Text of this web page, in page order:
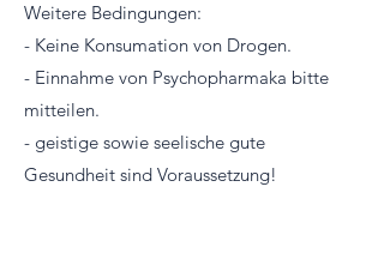
Weitere Bedingungen:
- Keine Konsumation von Drogen.
- Einnahme von Psychopharmaka bitte
mitteilen.
- geistige sowie seelische gute
Gesundheit sind Voraussetzung!